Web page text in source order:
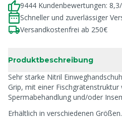
9444 Kundenbewertungen:
Schneller und zuverlässiger
Versandkostenfrei ab 250€
Produktbeschreibung
Sehr starke Nitril
Grip, mit einer
Spermabehandlung und/oder
Erhältlich in verschiedenen Größen.